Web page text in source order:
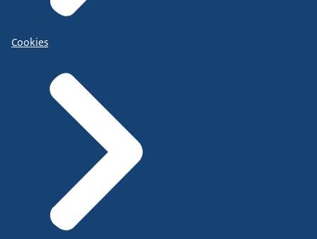
Cookies